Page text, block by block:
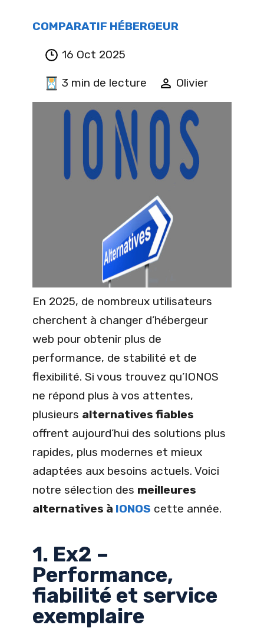
COMPARATIF HÉBERGEUR
16 Oct 2025
3 min de lecture Olivier
En 2025, de nombreux utilisateurs
cherchent à changer d’hébergeur
web pour obtenir plus de
performance, de stabilité et de
flexibilité. Si vous trouvez qu’IONOS
ne répond plus à vos attentes,
plusieurs alternatives fiables
offrent aujourd’hui des solutions plus
rapides, plus modernes et mieux
adaptées aux besoins actuels. Voici
notre sélection des meilleures
alternatives à IONOS cette année.
1. Ex2 –
Performance,
fiabilité et service
exemplaire